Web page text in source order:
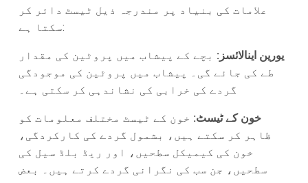
علامات کی بنیاد پر مندرجہ ذیل ٹیسٹ دائر کر
سکتا ہے:
یورین اینالائسز: بچے کے پیشاب میں پروٹین کی مقدار
طے کی جائے گی۔ پیشاب میں پروٹین کی موجودگی
گردے کی خرابی کی نشاندہی کر سکتی ہے۔
خون کے ٹیسٹ: خون کے ٹیسٹ مختلف معلومات کو
ظاہر کر سکتے ہیں، بشمول گردے کی کارکردگی،
خون کی کیمیکل سطحیں، اور ریڈ بلڈ سیل کی
سطحیں، جن سب کی نگرانی گردے کرتے ہیں۔ بعض